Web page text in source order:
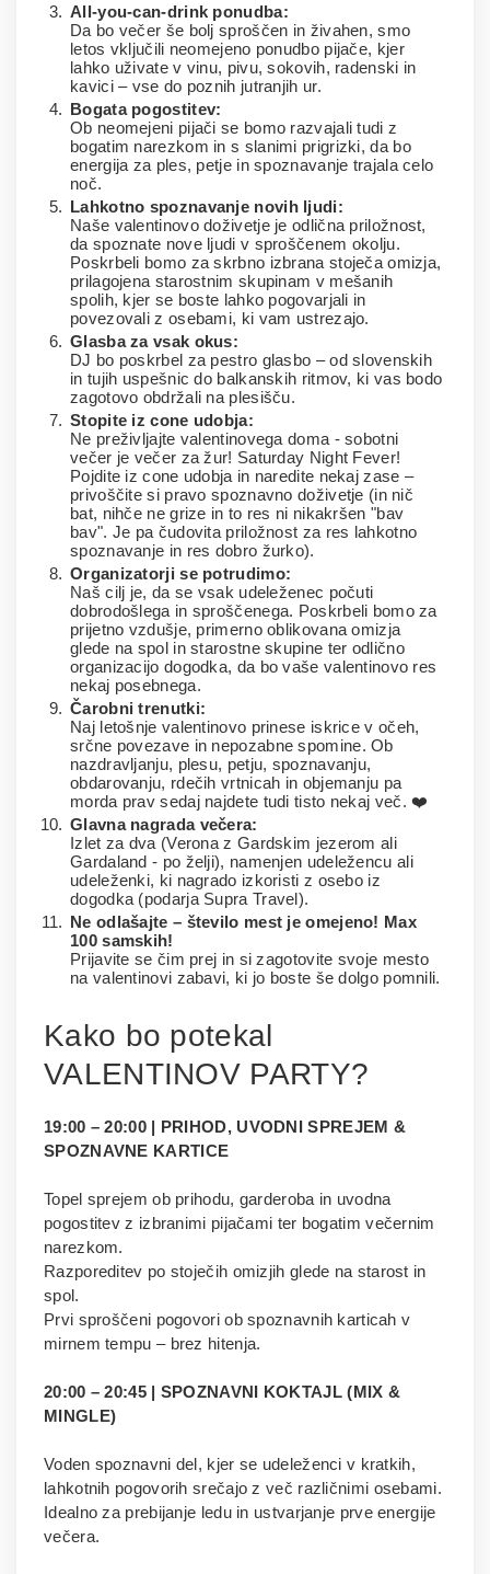
All-you-can-drink ponudba:
Da bo večer še bolj sproščen in živahen, smo
letos vključili neomejeno ponudbo pijače, kjer
lahko uživate v vinu, pivu, sokovih, radenski in
kavici – vse do poznih jutranjih ur.
Bogata pogostitev:
Ob neomejeni pijači se bomo razvajali tudi z
bogatim narezkom in s slanimi prigrizki, da bo
energija za ples, petje in spoznavanje trajala celo
noč.
Lahkotno spoznavanje novih ljudi:
Naše valentinovo doživetje je odlična priložnost,
da spoznate nove ljudi v sproščenem okolju.
Poskrbeli bomo za skrbno izbrana stoječa omizja,
prilagojena starostnim skupinam v mešanih
spolih, kjer se boste lahko pogovarjali in
povezovali z osebami, ki vam ustrezajo.
Glasba za vsak okus:
DJ bo poskrbel za pestro glasbo – od slovenskih
in tujih uspešnic do balkanskih ritmov, ki vas bodo
zagotovo obdržali na plesišču.
Stopite iz cone udobja:
Ne preživljajte valentinovega doma - sobotni
večer je večer za žur! Saturday Night Fever!
Pojdite iz cone udobja in naredite nekaj zase –
privoščite si pravo spoznavno doživetje (in nič
bat, nihče ne grize in to res ni nikakršen "bav
bav". Je pa čudovita priložnost za res lahkotno
spoznavanje in res dobro žurko).
Organizatorji se potrudimo:
Naš cilj je, da se vsak udeleženec počuti
dobrodošlega in sproščenega. Poskrbeli bomo za
prijetno vzdušje, primerno oblikovana omizja
glede na spol in starostne skupine ter odlično
organizacijo dogodka, da bo vaše valentinovo res
nekaj posebnega.
Čarobni trenutki:
Naj letošnje valentinovo prinese iskrice v očeh,
srčne povezave in nepozabne spomine. Ob
nazdravljanju, plesu, petju, spoznavanju,
obdarovanju, rdečih vrtnicah in objemanju pa
morda prav sedaj najdete tudi tisto nekaj več. ❤️
Glavna nagrada večera:
Izlet za dva (Verona z Gardskim jezerom ali
Gardaland - po želji), namenjen udeležencu ali
udeleženki, ki nagrado izkoristi z osebo iz
dogodka (podarja Supra Travel).
Ne odlašajte – število mest je omejeno! Max
100 samskih!
Prijavite se čim prej in si zagotovite svoje mesto
na valentinovi zabavi, ki jo boste še dolgo pomnili.
Kako bo potekal
VALENTINOV PARTY?
19:00 – 20:00 | PRIHOD, UVODNI SPREJEM &
SPOZNAVNE KARTICE
Topel sprejem ob prihodu, garderoba in uvodna
pogostitev z izbranimi pijačami ter bogatim večernim
narezkom.
Razporeditev po stoječih omizjih glede na starost in
spol.
Prvi sproščeni pogovori ob spoznavnih karticah v
mirnem tempu – brez hitenja.
20:00 – 20:45 | SPOZNAVNI KOKTAJL (MIX &
MINGLE)
Voden spoznavni del, kjer se udeleženci v kratkih,
lahkotnih pogovorih srečajo z več različnimi osebami.
Idealno za prebijanje ledu in ustvarjanje prve energije
večera.